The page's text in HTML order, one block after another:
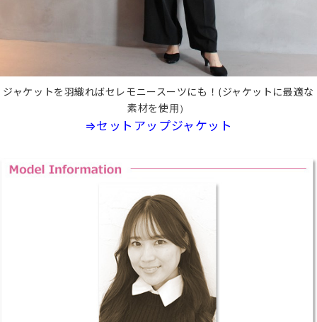
ジャケットを羽織ればセレモニースーツにも！(ジャケットに最適な
素材を使用）
⇒セットアップジャケット